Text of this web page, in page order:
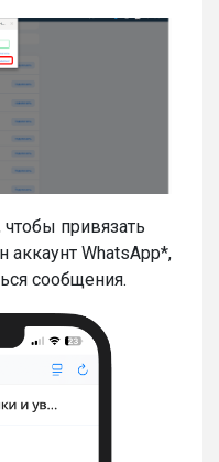
чтобы привязать
аккаунт WhatsApp*,
сообщения.